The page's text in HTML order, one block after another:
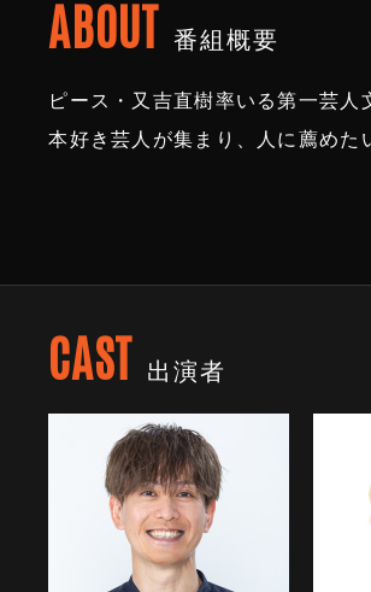
ABOUT 番組概要
ピース・又吉直樹率いる第一芸人
本好き芸人が集まり、人に薦めた
CAST 出演者